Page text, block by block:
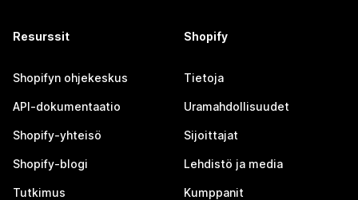
Resurssit
Shopifyn ohjekeskus
API-dokumentaatio
Shopify-yhteisö
Shopify-blogi
Tutkimus
Shopify
Tietoja
Uramahdollisuudet
Sijoittajat
Lehdistö ja media
Kumppanit